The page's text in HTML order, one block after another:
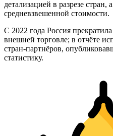
детализацией в разрезе стран,
средневзвешенной стоимости.
С 2022 года Россия
внешней торговле; в отчёте
стран-партнёров,
статистику.